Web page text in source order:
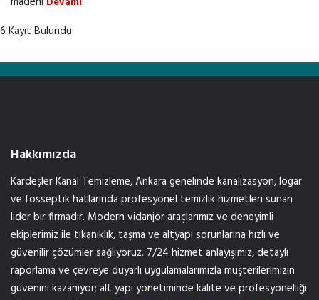
6 Kayıt Bulundu
Hakkımızda
Kardeşler Kanal Temizleme, Ankara genelinde kanalizasyon, logar
ve fosseptik hatlarında profesyonel temizlik hizmetleri sunan
lider bir firmadır. Modern vidanjör araçlarımız ve deneyimli
ekiplerimiz ile tıkanıklık, taşma ve altyapı sorunlarına hızlı ve
güvenilir çözümler sağlıyoruz. 7/24 hizmet anlayışımız, detaylı
raporlama ve çevreye duyarlı uygulamalarımızla müşterilerimizin
güvenini kazanıyor; alt yapı yönetiminde kalite ve profesyonelliği